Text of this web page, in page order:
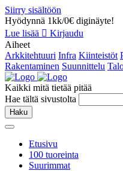
Siirry sisältöön
Hyödynnä 1kk/0€ diginäyte!
Lue lisää
Kirjaudu
Aiheet
Arkkitehtuuri Infra Kiinteistöt
Rakentaminen Suunnittelu
Kaikki mitä tietää pitää
Hae tältä sivustolta
Haku
Etusivu
100 tuoreinta
Suurimmat